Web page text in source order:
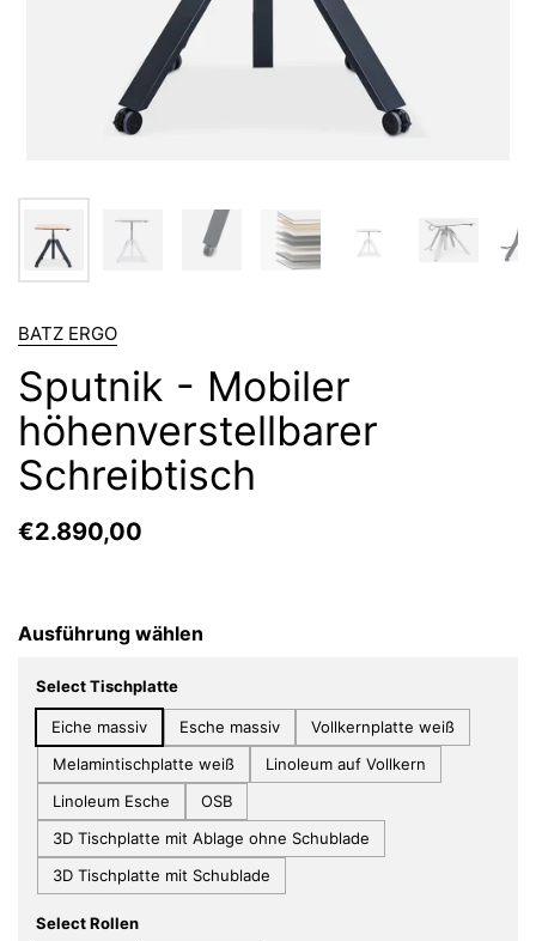
BATZ ERGO
Sputnik - Mobiler
höhenverstellbarer
Schreibtisch
€2.890,00
Ausführung wählen
Select Tischplatte
Eiche massiv Esche massiv
Vollkernplatte weiß
Melamintischplatte weiß
Linoleum auf Vollkern
Linoleum Esche
OSB
3D Tischplatte mit Ablage ohne Schublade
3D Tischplatte mit Schublade
Select Rollen